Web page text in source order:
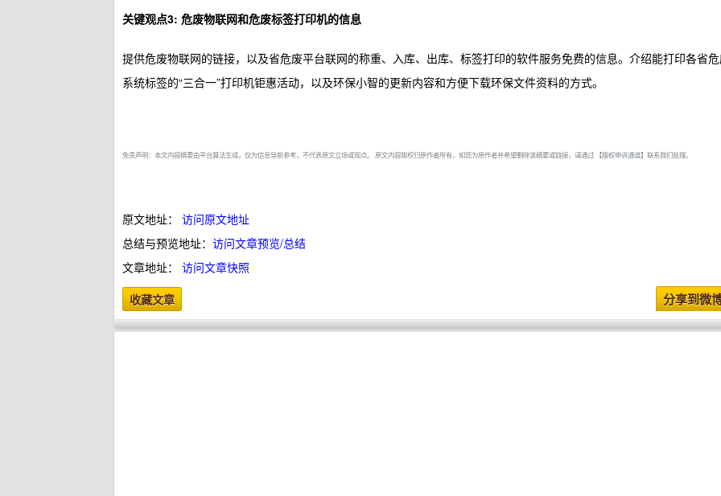
关键观点3: 危废物联网和危废标签打印机的信息
提供危废物联网的链接，以及省危废平台联网的称重、入库、出库、标签打印的软件服务免费的信息。介绍能打印各省
系统标签的“三合一”打印机钜惠活动，以及环保小智的更新内容和方便下载环保文件资料的方式。
免责声明：本文内容摘要由平台算法生成，仅为信息导航参考，不代表原文立场或观点。 原文内容版权归原作者所有，如您为原作者并希望删除该摘要或链接，请通过 【版权申诉通道】 联系我们处理。
原文地址： 访问原文地址
总结与预览地址： 访问文章预览/总结
文章地址： 访问文章快照
分享到微